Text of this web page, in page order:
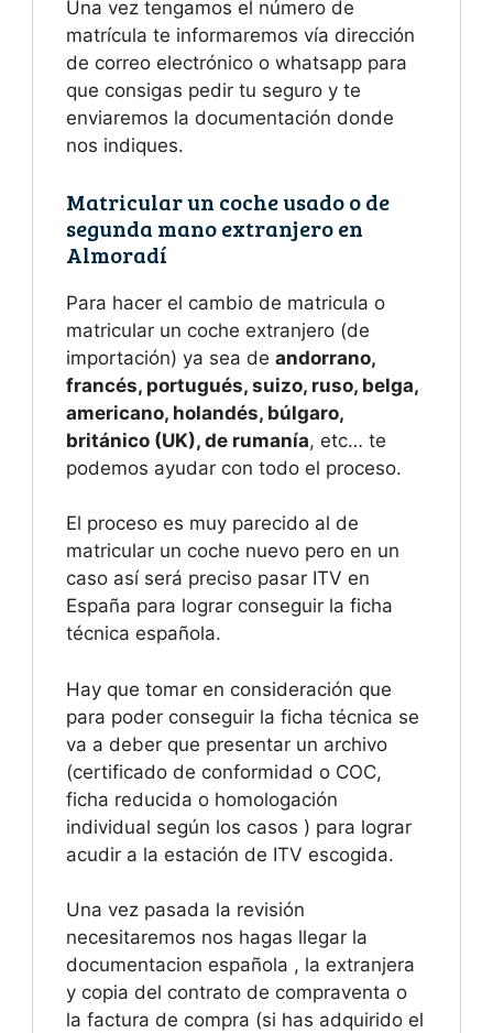
Una vez tengamos el número de
matrícula te informaremos vía dirección
de correo electrónico o whatsapp para
que consigas pedir tu seguro y te
enviaremos la documentación donde
nos indiques.
Matricular un coche usado o de
segunda mano extranjero en
Almoradí
Para hacer el cambio de matricula o
matricular un coche extranjero (de
importación) ya sea de andorrano,
francés, portugués, suizo, ruso, belga,
americano, holandés, búlgaro,
británico (UK), de rumanía, etc… te
podemos ayudar con todo el proceso.
El proceso es muy parecido al de
matricular un coche nuevo pero en un
caso así será preciso pasar ITV en
España para lograr conseguir la ficha
técnica española.
Hay que tomar en consideración que
para poder conseguir la ficha técnica se
va a deber que presentar un archivo
(certificado de conformidad o COC,
ficha reducida o homologación
individual según los casos ) para lograr
acudir a la estación de ITV escogida.
Una vez pasada la revisión
necesitaremos nos hagas llegar la
documentacion española , la extranjera
y copia del contrato de compraventa o
la factura de compra (si has adquirido el